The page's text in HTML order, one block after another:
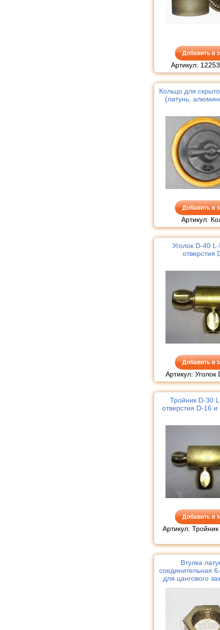
Добавить в
Артикул:
Кольцо для
(латунь,
Добавить в
Артикул:
Уголок D-40
отверстия
Добавить в
Артикул: Уголок
Тройник D-30
отверстия D-16
Добавить в
Артикул:
Втулка
соединительная
для цангового